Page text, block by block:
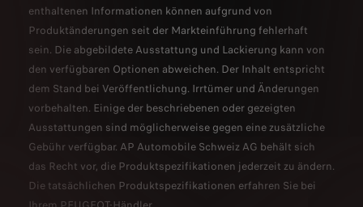
enthaltenen Informationen können aufgrund von
Produktänderungen seit der Markteinführung fehlerhaft
sein. Die abgebildete Ausstattung und Lackierung kann von
den verfügbaren Optionen abweichen. Der Inhalt entspricht
dem Stand bei Veröffentlichung. Irrtümer und Änderungen
vorbehalten. Einige der beschriebenen oder gezeigten
Ausstattungen sind möglicherweise gegen eine zusätzliche
Gebühr verfügbar. AP Automobile Schweiz AG behält sich
das Recht vor, die Produktspezifikationen jederzeit zu ändern.
Die tatsächlichen Produktspezifikationen erfahren Sie bei